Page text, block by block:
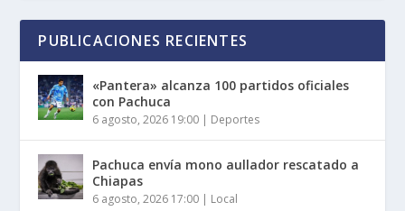
PUBLICACIONES RECIENTES
«Pantera» alcanza 100 partidos oficiales
con Pachuca
6 agosto, 2026 19:00 | Deportes
Pachuca envía mono aullador rescatado a
Chiapas
6 agosto, 2026 17:00 | Local